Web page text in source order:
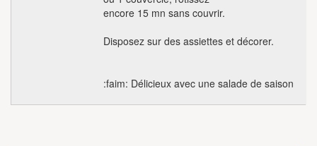
encore 15 mn sans couvrir.
Disposez sur des assiettes et décorer.
:faim: Délicieux avec une salade de saison